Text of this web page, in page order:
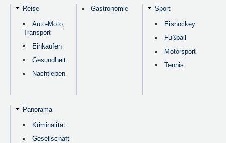
Reise
Auto-Moto,
Transport
Einkaufen
Gesundheit
Nachtleben
Gastronomie Sport
Eishockey
Fußball
Motorsport
Tennis
Panorama
Kriminalität
Gesellschaft